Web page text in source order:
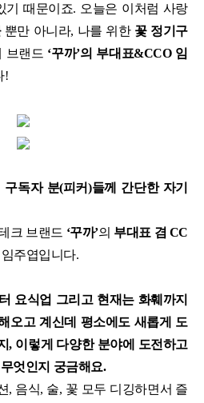
기 때문이죠. 오늘은 이처럼 사랑
뿐만 아니라, 나를 위한 꽃 정기구
브랜드 ‘꾸까’의 부대표&CCO 임
!
독자 분(피커)들께 간단한 자기
크 브랜드 ‘꾸까’의 부대표 겸 CC
주엽입니다.
요식업 그리고 현재는 화훼까지
오고 계신데 평소에도 새롭게 도
, 이렇게 다양한 분야에 도전하고
엇인지 궁금해요.
, 음식, 술, 꽃 모두 디깅하면서 즐